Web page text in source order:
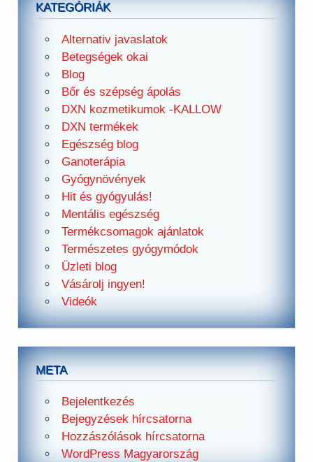
KATEGÓRIÁK
Alternativ javaslatok
Betegségek okai
Blog
Bőr és szépség ápolás
DXN kozmetikumok -KALLOW
DXN termékek
Egészség blog
Ganoterápia
Gyógynövények
Hit és gyógyulás!
Mentális egészség
Termékcsomagok ajánlatok
Természetes gyógymódok
Üzleti blog
Vásárolj ingyen!
Videók
META
Bejelentkezés
Bejegyzések hírcsatorna
Hozzászólások hírcsatorna
WordPress Magyarország